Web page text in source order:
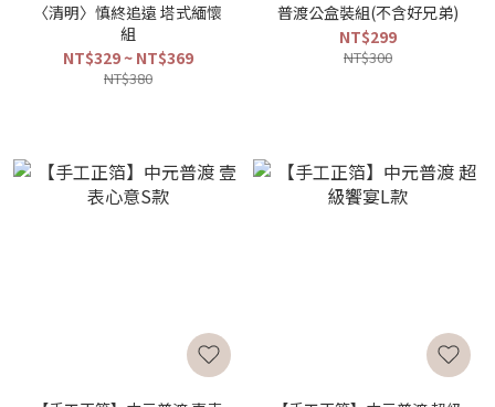
〈清明〉慎終追遠 塔式緬懷
組
NT$329 ~ NT$369
NT$380
普渡公盒裝組(不含好兄弟)
NT$299
NT$300